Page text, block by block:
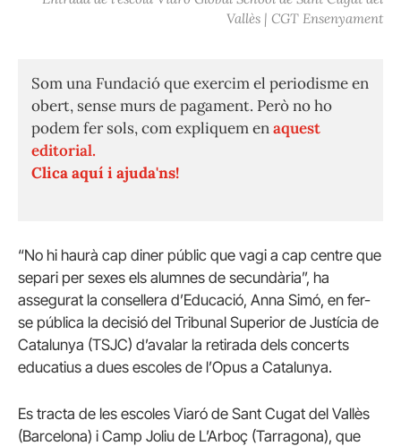
Vallès | CGT Ensenyament
Som una Fundació que exercim el periodisme en
obert, sense murs de pagament. Però no ho
podem fer sols, com expliquem enaquest
editorial.
Clica aquí i ajuda'ns!
“No hi haurà cap diner públic que vagi a cap centre que
separi per sexes els alumnes de secundària”, ha
assegurat la consellera d’Educació, Anna Simó, en fer-
se pública la decisió del Tribunal Superior de Justícia de
Catalunya (TSJC) d’avalar la retirada dels concerts
educatius a dues escoles de l’Opus a Catalunya.
Es tracta de les escoles Viaró de Sant Cugat del Vallès
(Barcelona) i Camp Joliu de L’Arboç (Tarragona), que